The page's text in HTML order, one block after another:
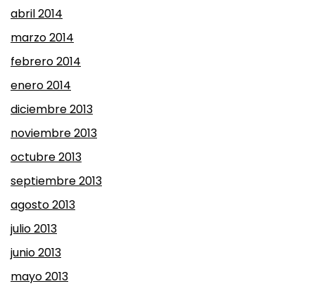
abril 2014
marzo 2014
febrero 2014
enero 2014
diciembre 2013
noviembre 2013
octubre 2013
septiembre 2013
agosto 2013
julio 2013
junio 2013
mayo 2013